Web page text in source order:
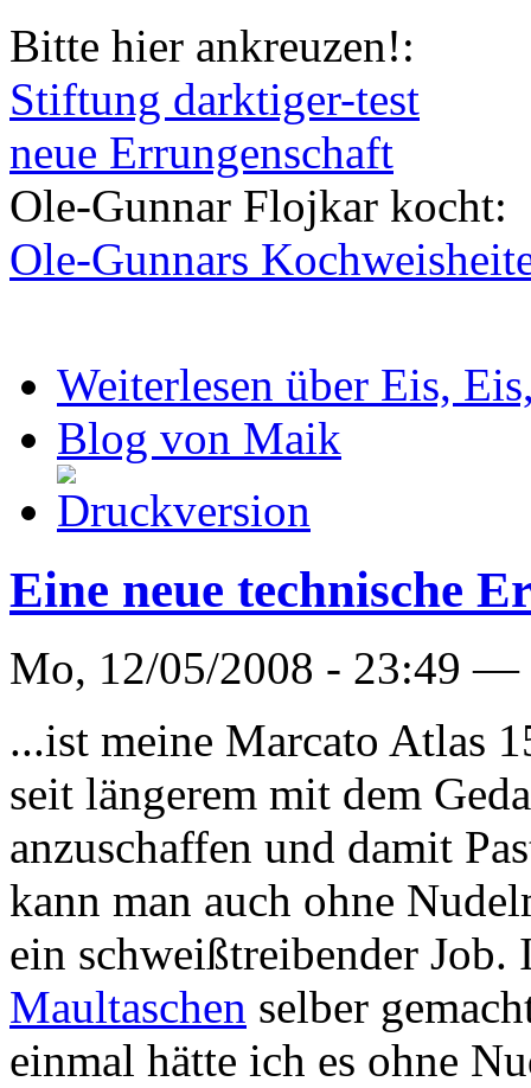
Bitte hier ankreuzen!:
Stiftung darktiger-test
neue Errungenschaft
Ole-Gunnar Flojkar kocht:
Ole-Gunnars
Weiterlesen über Eis,
Blog von Maik
Eine neue technische
Mo, 12/05/2008 - 23:49 —
...ist meine Marcato Atlas
seit längerem mit dem
anzuschaffen und damit
kann man auch ohne
ein schweißtreibender
Maultaschen selber
einmal hätte ich es ohne